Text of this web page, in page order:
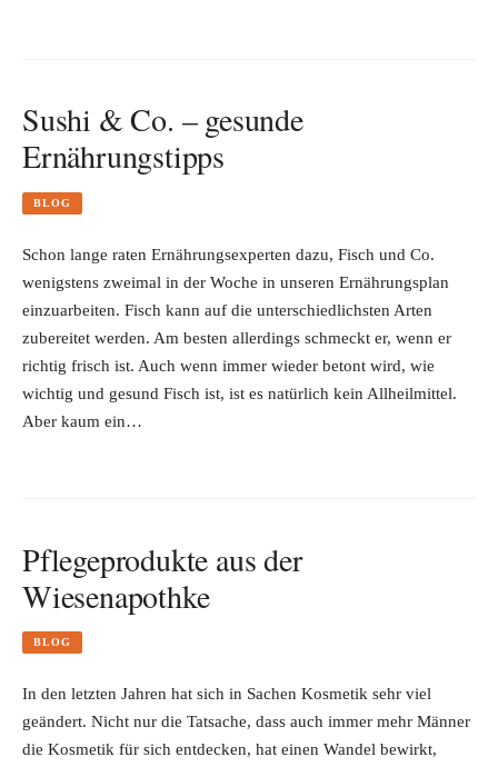
Sushi & Co. – gesunde
Ernährungstipps
BLOG
Schon lange raten Ernährungsexperten dazu, Fisch und Co.
wenigstens zweimal in der Woche in unseren Ernährungsplan
einzuarbeiten. Fisch kann auf die unterschiedlichsten Arten
zubereitet werden. Am besten allerdings schmeckt er, wenn er
richtig frisch ist. Auch wenn immer wieder betont wird, wie
wichtig und gesund Fisch ist, ist es natürlich kein Allheilmittel.
Aber kaum ein…
Pflegeprodukte aus der
Wiesenapothke
BLOG
In den letzten Jahren hat sich in Sachen Kosmetik sehr viel
geändert. Nicht nur die Tatsache, dass auch immer mehr Männer
die Kosmetik für sich entdecken, hat einen Wandel bewirkt,